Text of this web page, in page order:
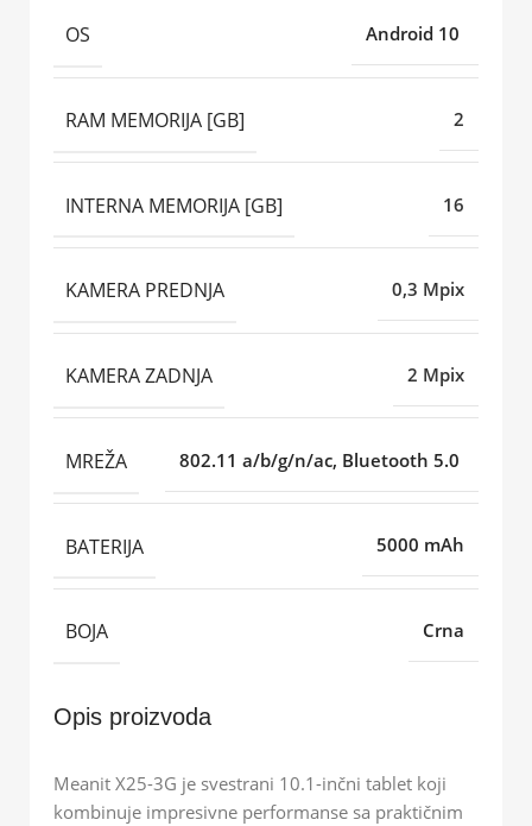
OS Android 10
RAM MEMORIJA [GB] 2
INTERNA MEMORIJA [GB] 16
KAMERA PREDNJA 0,3 Mpix
KAMERA ZADNJA 2 Mpix
MREŽA 802.11 a/b/g/n/ac, Bluetooth 5.0
BATERIJA 5000 mAh
BOJA Crna
Opis proizvoda
Meanit X25-3G je svestrani 10.1-inčni tablet koji
kombinuje impresivne performanse sa praktičnim